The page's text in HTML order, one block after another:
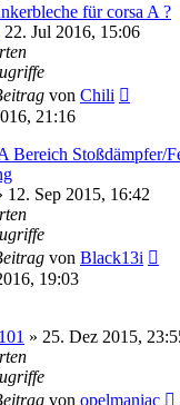
für corsa A ?
22. Jul 2016, 15:06
von Chili
21:16
Bereich Stoßdämpfer/
12. Sep 2015, 16:42
von Black13i
19:03
» 25. Dez 2015,
von opelmaniac